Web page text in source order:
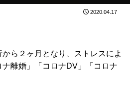
2020.04.17
ら２ヶ月となり、ストレスによ
離婚」「コロナDV」「コロナ